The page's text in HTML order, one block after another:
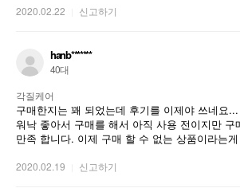
적으로 추천해요~
2020.02.22 신고하기
hanb*******
40대
각질케어
구매한지는 꽤 되었는데 후기를 이제야 쓰네요
워낙 좋아서 구매를 해서 아직 사용 전이지만 구
만족 합니다. 이제 구매 할 수 없는 상품이라는
이 파세요.
2020.02.19 신고하기